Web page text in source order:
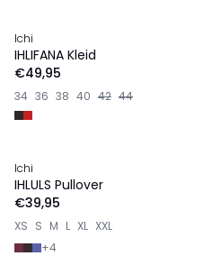
Ichi
IHLIFANA Kleid
€49,95
34 36 38 40 42 44
NEU
Ichi
IHLULS Pullover
€39,95
XS S M L XL XXL
+4